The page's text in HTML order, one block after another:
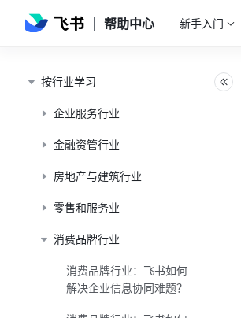
帮助中心 新手入门
按行业学习
企业服务行业
金融资管行业
房地产与建筑行业
零售和服务业
消费品牌行业
消费品牌行业：飞书如何
解决企业信息协同难题？